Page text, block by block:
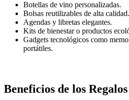
Botellas de vino personalizadas.
Bolsas reutilizables de alta calidad.
Agendas y libretas elegantes.
Kits de bienestar o productos
Gadgets tecnológicos como
portátiles.
Beneficios de los